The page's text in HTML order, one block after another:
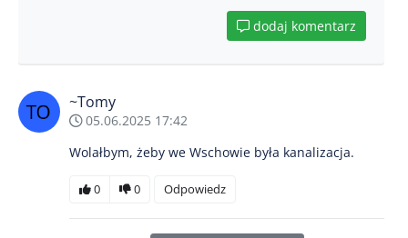
dodaj komentarz
~Tomy
05.06.2025 17:42
Wolałbym, żeby we Wschowie była kanalizacja.
0 0 Odpowiedz